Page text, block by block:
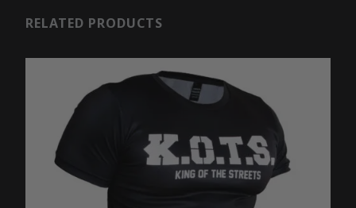
RELATED PRODUCTS